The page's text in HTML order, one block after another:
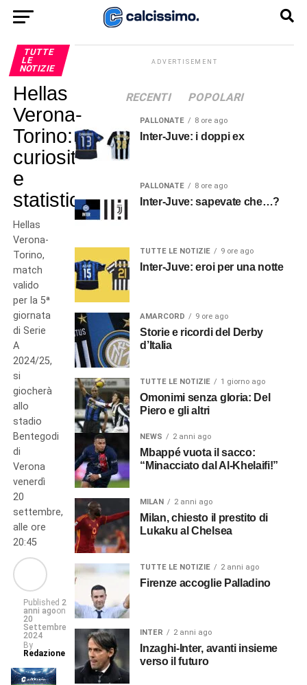
TUTTE
LE
NOTIZIE
Hellas
Verona-
Torino:
curiosità
e
statistiche
Hellas
Verona-
Torino,
match
valido
per la 5ª
giornata
di Serie
A
2024/25,
si
giocherà
allo
stadio
Bentegodi
di
Verona
venerdì
20
settembre,
alle ore
20:45
Published 2
anni agoon
20
Settembre
2024
By
Redazione
ADVERTISEMENT
RECENTI POPOLARI
PALLONATE 8 ore ago
Inter-Juve: i doppi ex
PALLONATE 8 ore ago
Inter-Juve: sapevate che…?
TUTTE LE NOTIZIE 9 ore ago
Inter-Juve: eroi per una notte
AMARCORD 9 ore ago
Storie e ricordi del Derby
d’Italia
TUTTE LE NOTIZIE 1 giorno ago
Omonimi senza gloria: Del
Piero e gli altri
NEWS 2 anni ago
Mbappé vuota il sacco:
“Minacciato dal Al-Khelaifi!”
MILAN 2 anni ago
Milan, chiesto il prestito di
Lukaku al Chelsea
TUTTE LE NOTIZIE 2 anni ago
Firenze accoglie Palladino
INTER 2 anni ago
Inzaghi-Inter, avanti insieme
verso il futuro